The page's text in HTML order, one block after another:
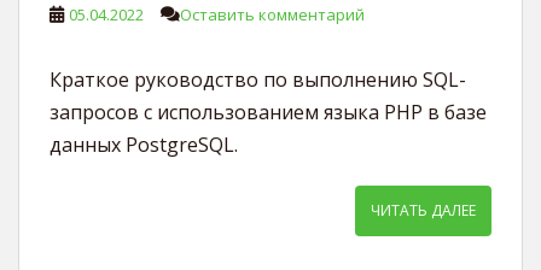
05.04.2022 Оставить комментарий
Краткое руководство по выполнению SQL-
запросов с использованием языка PHP в базе
данных PostgreSQL.
ЧИТАТЬ ДАЛЕЕ